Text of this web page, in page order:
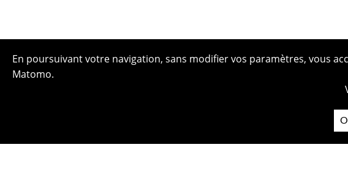
En poursuivant votre navigation, sans modifier vos paramètres, vous
Matomo.